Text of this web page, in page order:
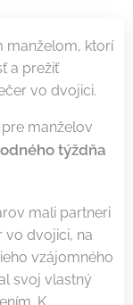
manželom, ktorí
a prežiť
vo dvojici.
manželov
týždňa
mali partneri
vo dvojici, na
vzájomného
svoj vlastný